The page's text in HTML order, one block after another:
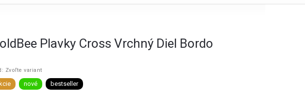
Plavky Cross Vrchný Diel Bordo
Zvoľte variant
nové bestseller